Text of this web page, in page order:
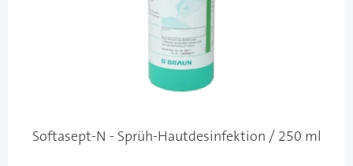
Softasept-N - Sprüh-Hautdesinfektion / 250 ml